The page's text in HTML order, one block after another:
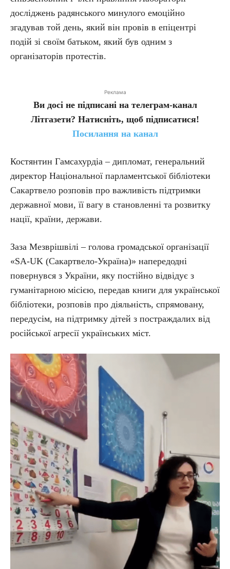
досліджень радянського минулого емоційно
згадував той день, який він провів в епіцентрі
подій зі своїм батьком, який був одним з
організаторів протестів.
Реклама
Ви досі не підписані на телеграм-канал
Літгазети? Натисніть, щоб підписатися!
Посилання на канал
Костянтин Гамсахурдіа – дипломат, генеральний
директор Національної парламентської бібліотеки
Сакартвело розповів про важливість підтримки
державної мови, її вагу в становленні та розвитку
нації, країни, держави.
Заза Мезврішвілі – голова громадської організації
«SA-UK (Сакартвело-Україна)» напередодні
повернувся з України, яку постійно відвідує з
гуманітарною місією, передав книги для української
бібліотеки, розповів про діяльність, спрямовану,
передусім, на підтримку дітей з постраждалих від
російської агресії українських міст.